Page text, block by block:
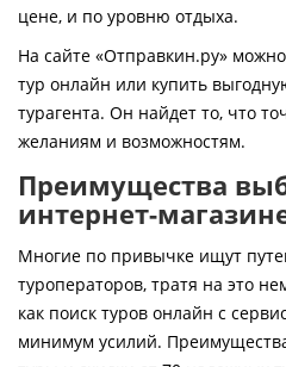
Контакты
цене, и по уровню отдыха.
На сайте «Отправкин.ру»
тур онлайн или купить
турагента. Он найдет то, что
желаниям и возможностям.
Преимущества
интернет-
Многие по привычке ищут
туроператоров, тратя на это
как поиск туров онлайн с
минимум усилий.